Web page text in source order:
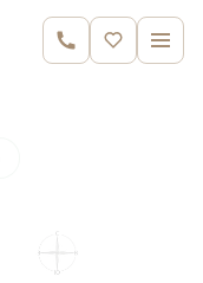
6 580 000 руб.